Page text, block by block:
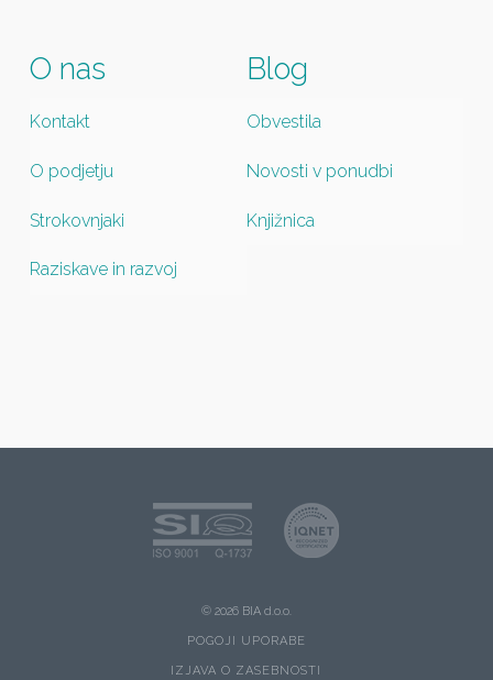
O nas
Kontakt
O podjetju
Strokovnjaki
Raziskave in razvoj
Blog
Obvestila
Novosti v ponudbi
Knjižnica
© 2026 BIA d.o.o.
POGOJI UPORABE
IZJAVA O ZASEBNOSTI